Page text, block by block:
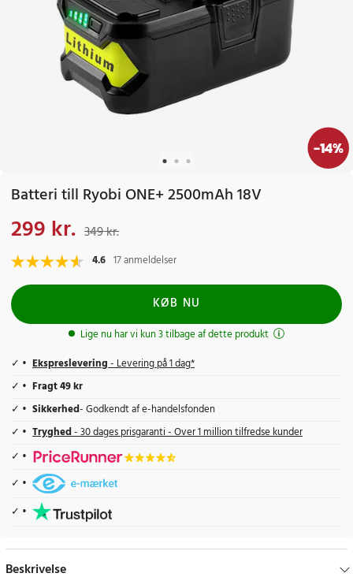
-14%
Batteri till Ryobi ONE+ 2500mAh 18V
Nuværende pris
299 kr. 349 kr.
4.6 17 anmeldelser
KØB NU
Lige nu har vi kun 3 tilbage af dette produkt
Ekspreslevering- Levering på 1 dag*
Fragt 49 kr
Sikkerhed- Godkendt af e-handelsfonden
Tryghed- 30 dages prisgaranti - Over 1 million tilfredse kunder
Beskrivelse